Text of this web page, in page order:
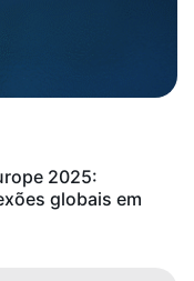
2025:
globais em